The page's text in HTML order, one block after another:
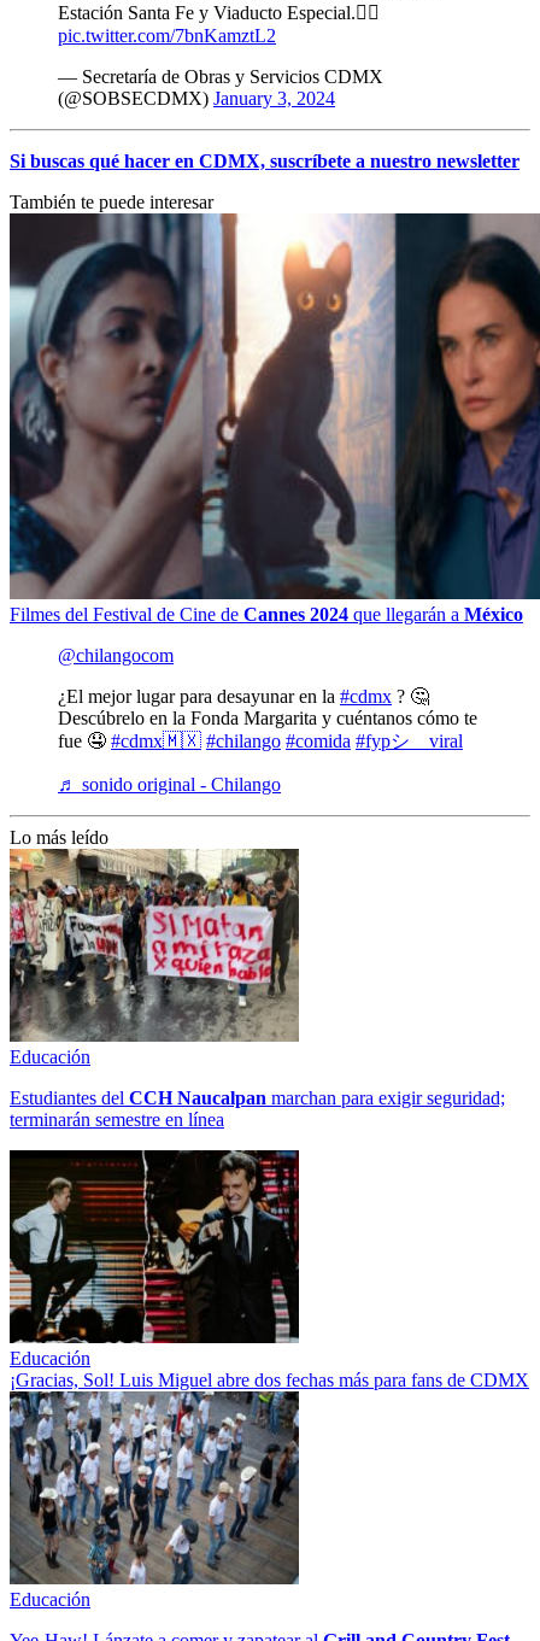
Estación Santa Fe y Viaducto Especial.👇🏻
pic.twitter.com/7bnKamztL2
— Secretaría de Obras y Servicios CDMX
(@SOBSECDMX) January 3, 2024
Si buscas qué hacer en CDMX, suscríbete a nuestro newsletter
También te puede interesar
Filmes del Festival de Cine de Cannes 2024 que llegarán a México
@chilangocom
¿El mejor lugar para desayunar en la #cdmx ? 🤔
Descúbrelo en la Fonda Margarita y cuéntanos cómo te
fue 🤤 #cdmx🇲🇽 #chilango #comida #fypシ゚viral
♬ sonido original - Chilango
Lo más leído
Educación
Estudiantes del CCH Naucalpan marchan para exigir seguridad;
terminarán semestre en línea
Educación
¡Gracias, Sol! Luis Miguel abre dos fechas más para fans de CDMX
Educación